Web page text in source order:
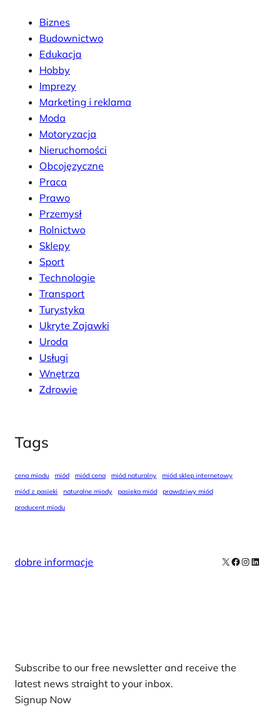
Biznes
Budownictwo
Edukacja
Hobby
Imprezy
Marketing i reklama
Moda
Motoryzacja
Nieruchomości
Obcojęzyczne
Praca
Prawo
Przemysł
Rolnictwo
Sklepy
Sport
Technologie
Transport
Turystyka
Ukryte Zajawki
Uroda
Usługi
Wnętrza
Zdrowie
Tags
cena miodu miód miód cena miód naturalny
miód sklep internetowy
miód z pasieki
naturalne miody pasieka miód
prawdziwy miód
producent miodu
dobre informacje X Facebook
Subscribe to our free newsletter and receive the
latest news straight to your inbox.
Signup Now